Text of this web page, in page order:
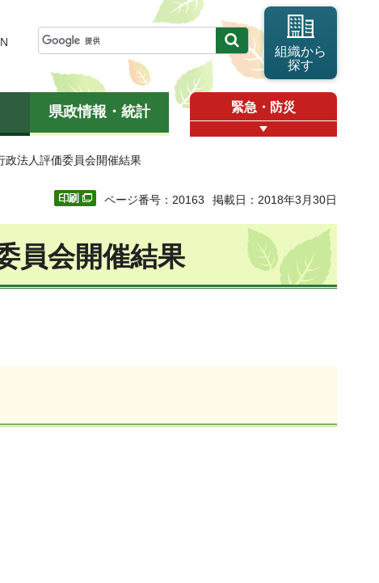
組織から
探す
県政情報・統計 緊急・防災
政法人評価委員会開催結果
ページ番号：20163 掲載日：2018年3月30日
員会開催結果